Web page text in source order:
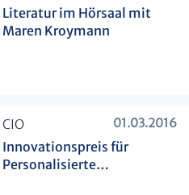
Literatur im Hörsaal mit
Maren Kroymann
01.03.2016
​CIO
Innovationspreis für
Personalisierte